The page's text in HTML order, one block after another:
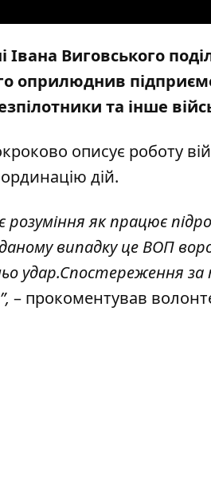
Івана Виговського
оприлюднив
та інше
описує роботу
дій.
розуміння як працює
випадку це ВОП
удар.Спостереження
– прокоментував